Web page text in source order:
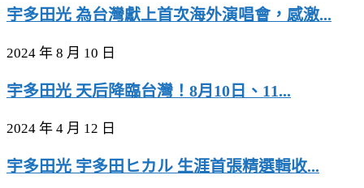
宇多田光 為台灣獻上首次海外演唱會，感激...
2024 年 8 月 10 日
宇多田光 天后降臨台灣！8月10日、11...
2024 年 4 月 12 日
宇多田光 宇多田ヒカル 生涯首張精選輯收...